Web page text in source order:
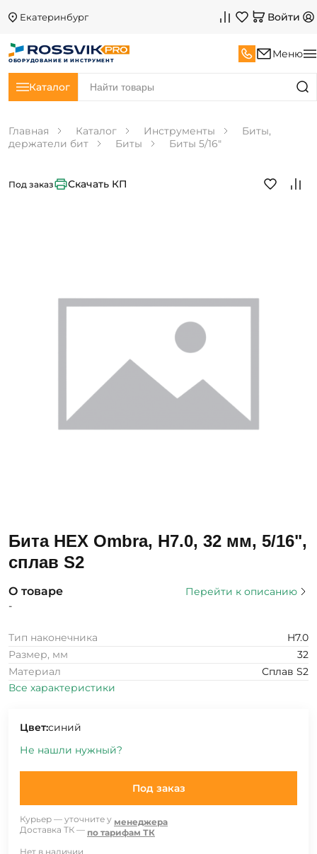
Екатеринбург Войти
ОБОРУДОВАНИЕ И ИНСТРУМЕНТ
Меню
Каталог
Главная Каталог Инструменты
Биты,
держатели бит
Биты Биты 5/16"
Бита HEX Ombra, H7.0, 32 мм, 5/16",
сплав S2
Под заказ Скачать КП
О товаре
Перейти к описанию
-
Тип наконечника
H7.0
Размер, мм
32
Материал
Сплав S2
Все характеристики
Цвет:синий
Не нашли нужный?
Под заказ
Курьер — уточните у менеджера
Доставка ТК — по тарифам ТК
Нет в наличии